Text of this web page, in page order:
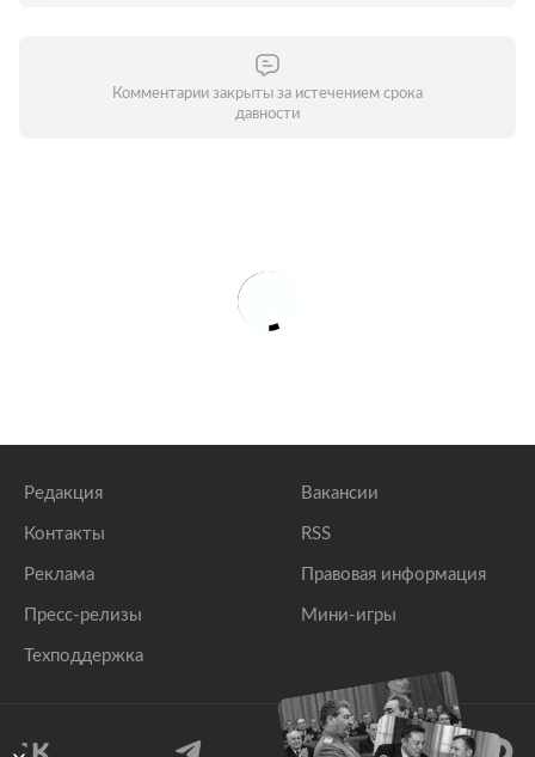
Комментарии закрыты за истечением срока
давности
Редакция
Контакты
Реклама
Пресс-релизы
Техподдержка
Вакансии
RSS
Правовая информация
Мини-игры